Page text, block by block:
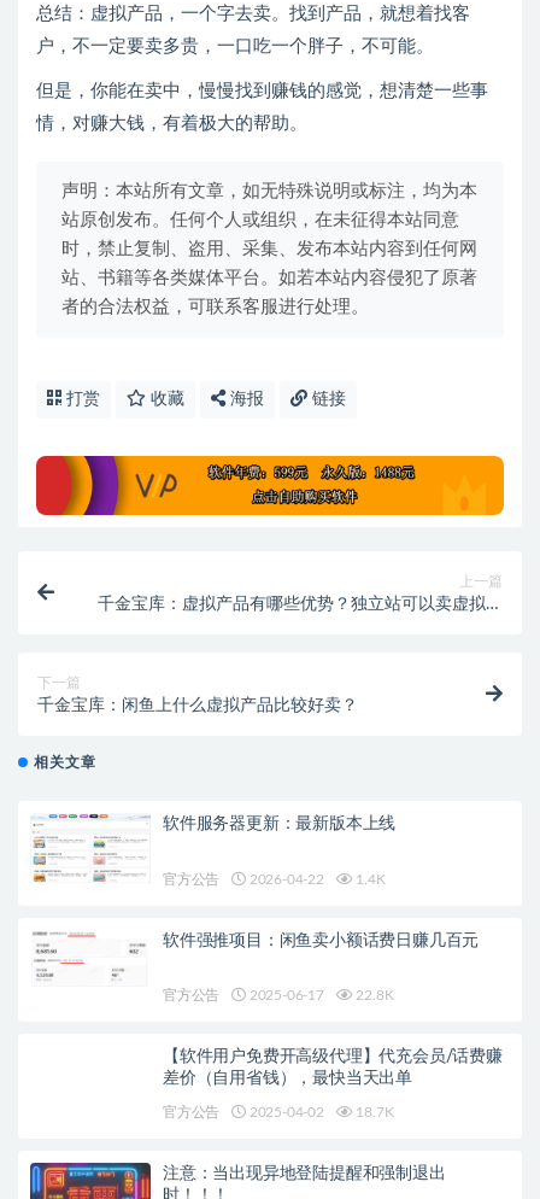
总结：虚拟产品，一个字去卖。找到产品，就想着找客
户，不一定要卖多贵，一口吃一个胖子，不可能。
但是，你能在卖中，慢慢找到赚钱的感觉，想清楚一些事
情，对赚大钱，有着极大的帮助。
声明：本站所有文章，如无特殊说明或标注，均为本
站原创发布。任何个人或组织，在未征得本站同意
时，禁止复制、盗用、采集、发布本站内容到任何网
站、书籍等各类媒体平台。如若本站内容侵犯了原著
者的合法权益，可联系客服进行处理。
打赏 收藏 海报 链接
上一篇
千金宝库：虚拟产品有哪些优势？独立站可以卖虚拟产
下一篇
千金宝库：闲鱼上什么虚拟产品比较好卖？
相关文章
软件服务器更新：最新版本上线
官方公告 2026-04-22 1.4K
软件强推项目：闲鱼卖小额话费日赚几百元
官方公告 2025-06-17 22.8K
【软件用户免费开高级代理】代充会员/话费赚
差价（自用省钱），最快当天出单
官方公告 2025-04-02 18.7K
注意：当出现异地登陆提醒和强制退出
时！！！